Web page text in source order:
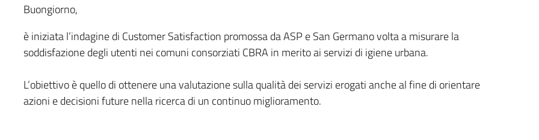
Buongiorno,
è iniziata l’indagine di Customer Satisfaction promossa da ASP e San Germano volta a misurare la
soddisfazione degli utenti nei comuni consorziati CBRA in merito ai servizi di igiene urbana.
L’obiettivo è quello di ottenere una valutazione sulla qualità dei servizi erogati anche al fine di orientare
azioni e decisioni future nella ricerca di un continuo miglioramento.